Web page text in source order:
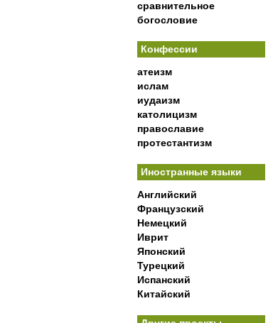
сравнительное
богословие
Конфессии
атеизм
ислам
иудаизм
католицизм
православие
протестантизм
Иностранные языки
Английский
Французский
Немецкий
Иврит
Японский
Турецкий
Испанский
Китайский